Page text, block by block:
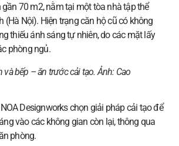
gần 70 m2, nằm tại một tòa nhà tập thể
(Hà Nội). Hiện trạng căn hộ cũ có không
thiếu ánh sáng tự nhiên, do các mặt lấy
phòng ngủ.
và bếp – ăn trước cải tạo. Ảnh: Cao
Designworks chọn giải pháp cải tạo để
vào các không gian còn lại, thông qua
phòng.